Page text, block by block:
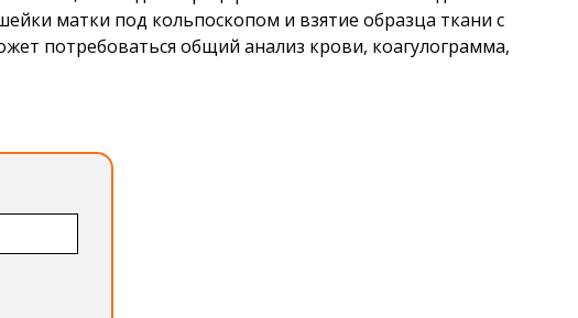
матки под кольпоскопом и взятие образца ткани с
потребоваться общий анализ крови, коагулограмма,